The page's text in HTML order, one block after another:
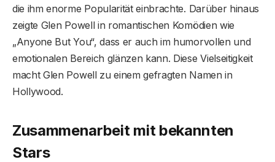
die ihm enorme Popularität einbrachte. Darüber hinaus
zeigte Glen Powell in romantischen Komödien wie
„Anyone But You“, dass er auch im humorvollen und
emotionalen Bereich glänzen kann. Diese Vielseitigkeit
macht Glen Powell zu einem gefragten Namen in
Hollywood.
Zusammenarbeit mit bekannten
Stars